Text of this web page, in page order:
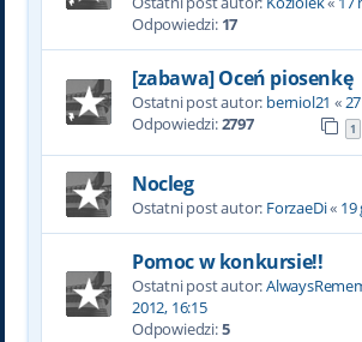
Odpowiedzi: 17
[zabawa] Oceń piosenkę
Ostatni post autor: berniol21 «
Odpowiedzi:2797 1
Nocleg
Ostatni post autor: ForzaeDi« 19
Pomoc w konkursie!!
Ostatni post autor:
2012, 16:15
Odpowiedzi:5